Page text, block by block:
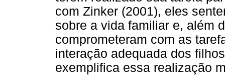
com Zinker (2001), eles
sobre a vida familiar e, além
comprometeram com as
interação adequada dos
exemplifica essa realização